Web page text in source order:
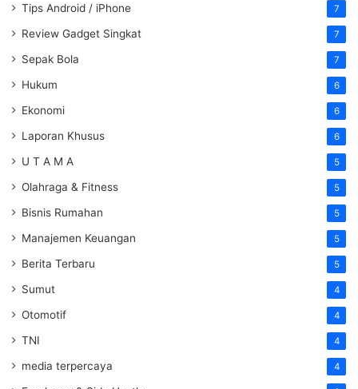
Tips Android / iPhone 7
Review Gadget Singkat 7
Sepak Bola 7
Hukum 6
Ekonomi 6
Laporan Khusus 6
U T A M A 5
Olahraga & Fitness 5
Bisnis Rumahan 5
Manajemen Keuangan 5
Berita Terbaru 5
Sumut 4
Otomotif 4
TNI 4
media terpercaya 4